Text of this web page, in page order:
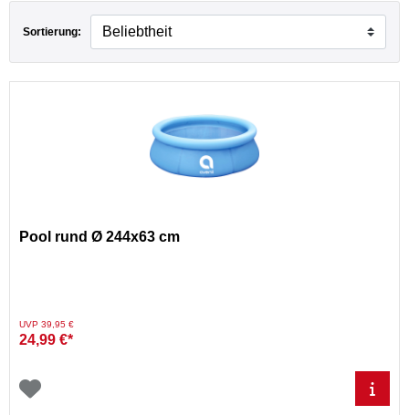
Sortierung:
Pool rund Ø 244x63 cm
Preis reduziert von
UVP 39,95 €auf
24,99 €*